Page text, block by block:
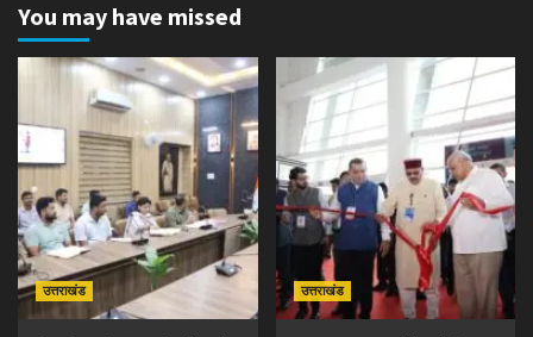
You may have missed
उत्तराखंड उत्तराखंड